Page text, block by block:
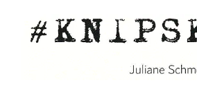
Inhalt
springen